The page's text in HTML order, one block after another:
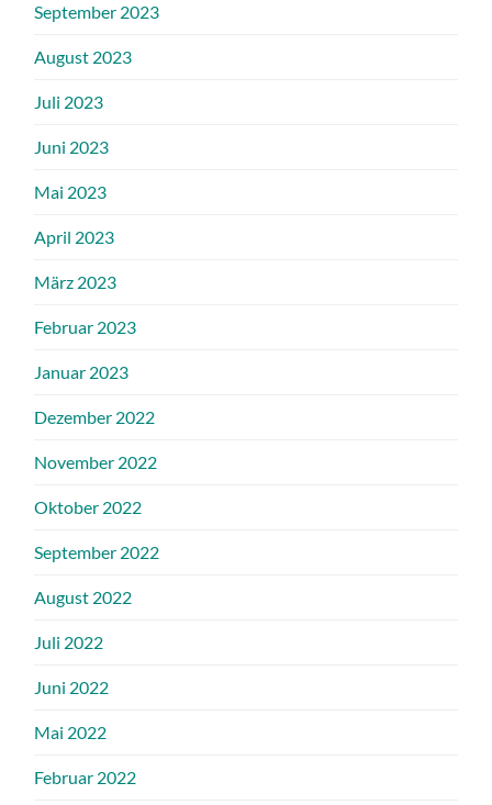
September 2023
August 2023
Juli 2023
Juni 2023
Mai 2023
April 2023
März 2023
Februar 2023
Januar 2023
Dezember 2022
November 2022
Oktober 2022
September 2022
August 2022
Juli 2022
Juni 2022
Mai 2022
Februar 2022